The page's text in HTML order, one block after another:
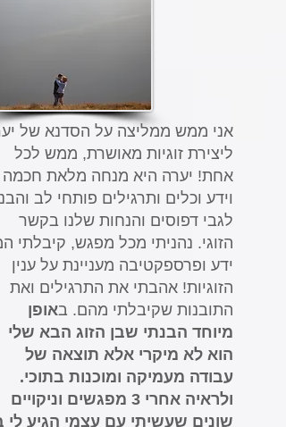
אני ממש ממליצה על הסדנא של
ליצירת זוגיות מאושרת, ממש לכל
אחת! יערה היא מנחה מלאת חכמה
וידע וכלים ותרגילים פותחי לב
לגבי דפוסים והנחות שלנו בקשר
הזוגי. נהניתי מכל מפגש, קיבלתי
ידע ופרספקטיבה מעניינת על ענין
הזוגיות! אהבתי את התרגילים ואת
התובנות שקיבלתי מהם. באופן
מיוחד הבנתי שבן הזוג הבא שלי
הוא לא מיקרי אלא תוצאה של
עבודה מעמיקה ומוכנות בתוכי.
ולראיה אחרי 3 מפגשים וניקויים
שונים שעשיתי עם עצמי הגיע לי